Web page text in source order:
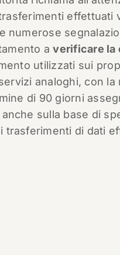
numerose
averificare la
utilizzati sui
analoghi, con
di 90 giorni
sulla base di
trasferimenti di dati